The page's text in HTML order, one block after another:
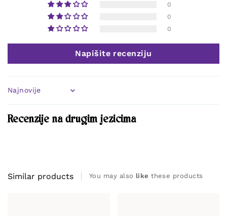
0
0
0
Napišite recenziju
Sort by
Recenzije na drugim jezicima
Similar products You may also like these products